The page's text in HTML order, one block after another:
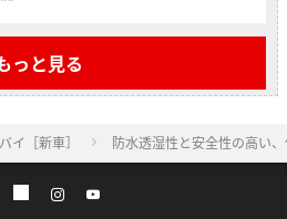
っと見る
イ［新車］ 防水透湿性と安全性の高い